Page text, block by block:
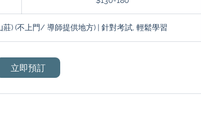
莊) (不上門/ 導師提供地方) | 針對考試, 輕鬆學習
立即預訂